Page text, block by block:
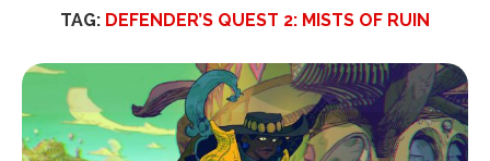
TAG: DEFENDER’S QUEST 2: MISTS OF RUIN